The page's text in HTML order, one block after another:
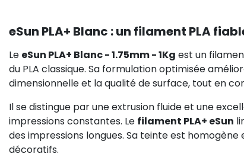
eSun PLA+ Blanc : un filament PLA
Le eSun PLA+ Blanc - 1.75mm - 1Kg est un
du PLA classique. Sa formulation optimisée
dimensionnelle et la qualité de surface, tout en
Il se distingue par une extrusion fluide et une
impressions constantes. Le filament PLA+ eSun
des impressions longues. Sa teinte est
décoratifs.